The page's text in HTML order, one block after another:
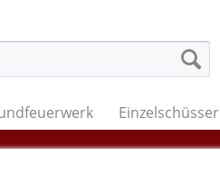
Einzelschüsser